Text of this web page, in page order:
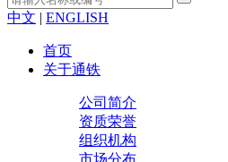
中文 | ENGLISH
首页
关于通铁
公司简介
资质荣誉
组织机构
市场分布